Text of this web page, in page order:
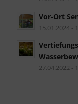
Vor-Ort
15.01.2024 -
27.04.2022 -